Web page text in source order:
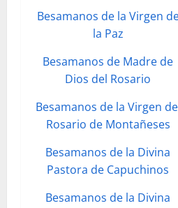
Besamanos de la Virgen
la Paz
Besamanos de Madre de
Dios del Rosario
Besamanos de la Virgen
Rosario de Montañeses
Besamanos de la Divina
Pastora de Capuchinos
Besamanos de la Divina